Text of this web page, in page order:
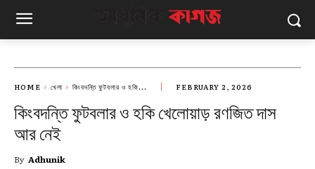
HOME খেলা কিংবদন্তি ফুটবলার ও হকি... FEBRUARY 2, 2026
কিংবদন্তি ফুটবলার ও হকি খেলোয়াড় রণজিত দাস
আর নেই
By Adhunik